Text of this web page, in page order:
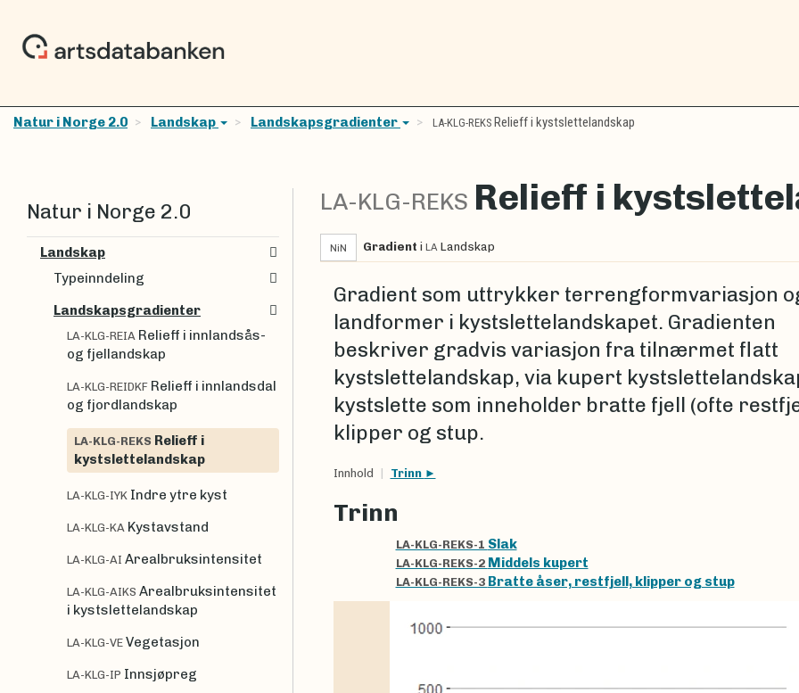
Natur i Norge 2.0 Landskap Landskapsgradienter LA-KLG-REKS Relieff i kystslettelandskap
LA-KLG-REKS Relieff i
NiN Gradient i LA Landskap
Gradient som uttrykker terrengformvariasjon
landformer i kystslettelandskapet. Gradienten
beskriver gradvis variasjon fra tilnærmet flatt
kystslettelandskap, via kupert
kystslette som inneholder bratte fjell (ofte
klipper og stup.
Innhold Trinn
Trinn
LA-KLG-REKS-1 Slak
LA-KLG-REKS-2 Middels kupert
LA-KLG-REKS-3 Bratte åser, restfjell, klipper og stup
Natur i Norge 2.0
Landskap
Typeinndeling
Landskapsgradienter
LA-KLG-REIA Relieff i innlandsås-
og fjellandskap
LA-KLG-REIDKF Relieff i innlandsdal
og fjordlandskap
LA-KLG-REKS Relieff i
kystslettelandskap
LA-KLG-IYK Indre ytre kyst
LA-KLG-KA Kystavstand
LA-KLG-AI Arealbruksintensitet
LA-KLG-AIKS Arealbruksintensitet
i kystslettelandskap
LA-KLG-VE Vegetasjon
LA-KLG-IP Innsjøpreg